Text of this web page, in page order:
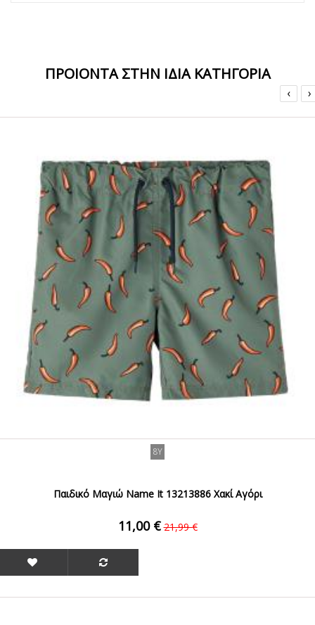
ΠΡΟΙΟΝΤΑ ΣΤΗΝ ΙΔΙΑ ΚΑΤΗΓΟΡΙΑ
‹ ›
8Y
Παιδικό Μαγιώ Name It 13213886 Χακί Αγόρι
11,00 € 21,99 €